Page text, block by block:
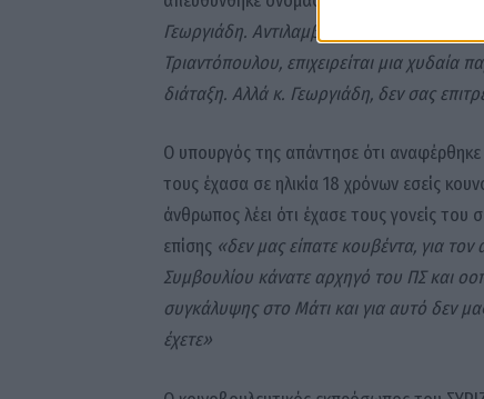
Γεωργιάδη. Αντιλαμβάνομαι τι γίνεται
Τριαντόπουλου, επιχειρείται μια
διάταξη. Αλλά κ. Γεωργιάδη, δεν σας
Ο υπουργός της απάντησε ότι αναφέρθηκε
τους έχασα σε ηλικία 18 χρόνων εσείς
άνθρωπος λέει ότι έχασε τους γονείς του
επίσης «δεν μας είπατε κουβέντα, για
Συμβουλίου κάνατε αρχηγό του ΠΣ και
συγκάλυψης στο Μάτι και για αυτό δεν
έχετε»